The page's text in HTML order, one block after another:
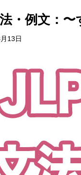
法・例文：
13日